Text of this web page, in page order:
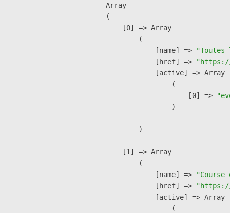
Array
(
    [0] => Array
        (
            [name] =>
            [href] =>
            [active] => Array
                (
                    [0] =>
                )
        )
    [1] => Array
        (
            [name] =>
            [href] =>
            [active] => Array
                (